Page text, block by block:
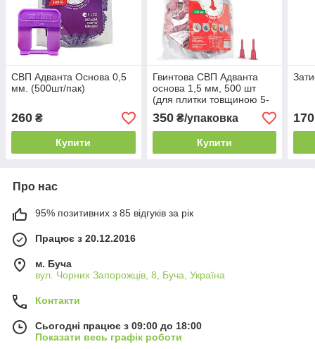
СВП Адванта Основа 0,5
мм. (500шт/пак)
260 ₴
Купити
Гвинтова СВП Адванта
основа 1,5 мм, 500 шт
(для плитки товщиною 5-
350₴/упаковка
Купити
170
Про нас
95% позитивних з 85 відгуків за рік
Працює з 20.12.2016
м. Буча
вул. Чорних Запорожців, 8, Буча, Україна
Контакти
Сьогодні працює з 09:00 до 18:00
Показати весь графік роботи